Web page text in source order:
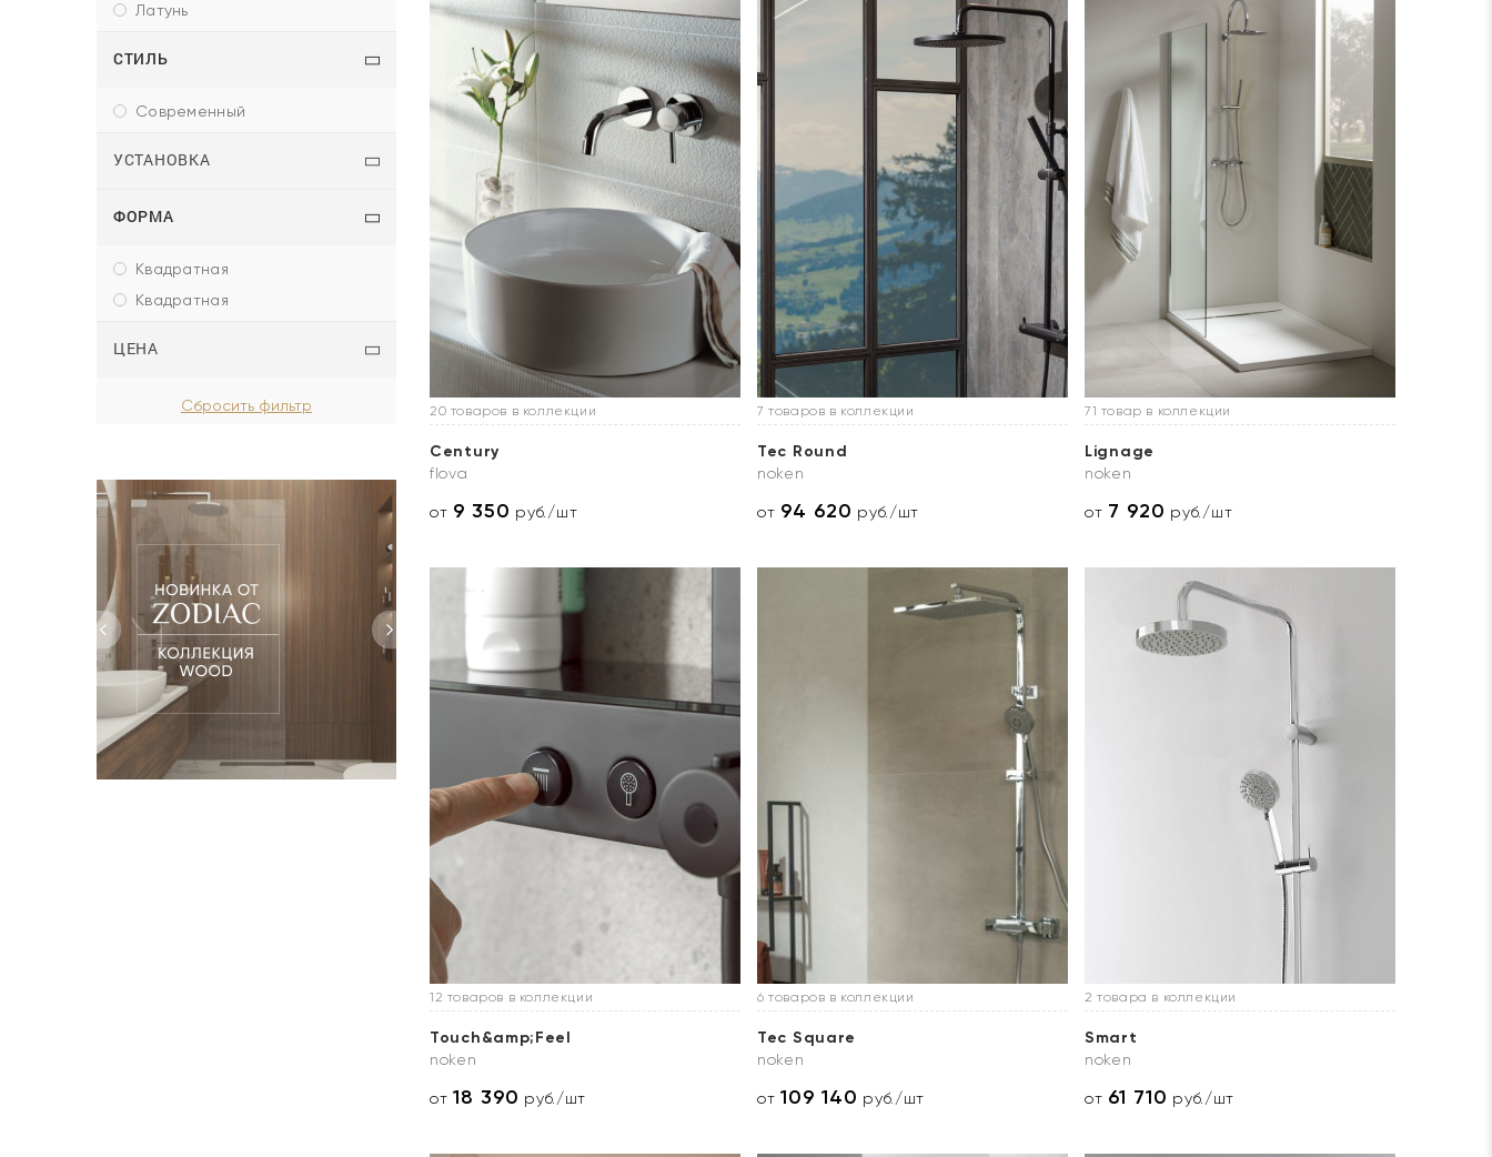
латунь
СТИЛЬ
современный
УСТАНОВКА
ФОРМА
квадратная
квадратная
ЦЕНА
20 товаров в коллекции
Century
flova
от 9 350 руб./шт
7 товаров в коллекции
Tec Round
noken
от 94 620 руб./шт
71 товар в коллекции
Lignage
noken
от 7 920 руб./шт
12 товаров в коллекции
Touch&amp;Feel
noken
от18 390 руб./шт
6 товаров в коллекции
Tec Square
noken
от109 140 руб./шт
2 товара в коллекции
Smart
noken
от 61 710 руб./шт